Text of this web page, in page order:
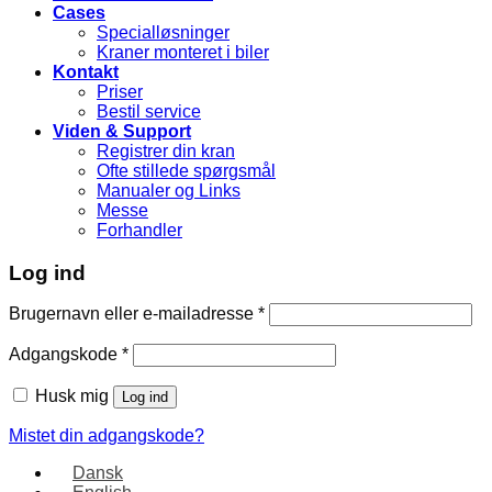
Cases
Specialløsninger
Kraner monteret i biler
Kontakt
Priser
Bestil service
Viden & Support
Registrer din kran
Ofte stillede spørgsmål
Manualer og Links
Messe
Forhandler
Log ind
Brugernavn eller e-mailadresse *
Adgangskode *
Husk mig Log ind
Mistet din adgangskode?
Dansk